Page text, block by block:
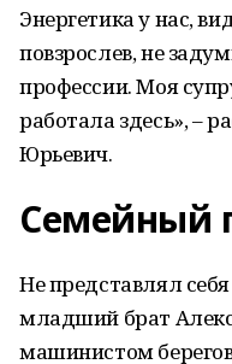
Энергетика у нас,
повзрослев, не
профессии. Моя
работала здесь», –
Юрьевич.
Семейный
Не представлял
младший брат
машинистом